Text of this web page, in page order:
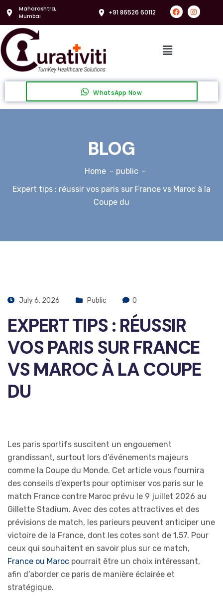
Maharashtra,
Mumbai
+91 86526 60112
WhatsApp Now
BLOG
Home
public
Expert tips : réussir vos paris sur France vs Maroc à la
Coupe du
July 6, 2026 Public 0
EXPERT TIPS : RÉUSSIR
VOS PARIS SUR FRANCE
VS MAROC À LA COUPE
DU
Les paris sportifs suscitent un engouement
grandissant, surtout lors d’événements majeurs
comme la Coupe du Monde. Cet article vous fournira
des conseils d’experts pour optimiser vos paris sur le
match France contre Maroc prévu le 9 juillet 2026 au
Gillette Stadium. Avec des cotes attractives et des
prévisions de match, les parieurs peuvent anticiper une
victoire de la France, dont les cotes sont de 1.57. Pour
ceux qui souhaitent en savoir plus sur ce match,
France ou Maroc pourrait être un choix intéressant,
afin d’aborder ce paris de manière éclairée et
stratégique.